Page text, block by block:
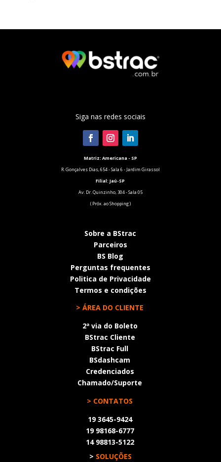
Siga nas redes sociais
Matriz: Americana - SP
R. Gonçalves Dias, 654 - Sala 6 - Jardim Girassol
Filial: Jaú-SP
Av. Dr. Quinzinho, 304 - Sala 05
( Próx. ao Shopping )
Sobre a BStrac
Parceiros
BS Blog
Perguntas frequentes
Politica de Privacidade
Termos e condições
> ÁREA DO CLIENTE
2ª via do Boleto
BStrac Cliente
BStrac Full
BSdashcam
Credenciados
Chamado/Suporte
> CONTATOS
19 3645-9424
19 98168-6777
14 98813-5122
> SOLUÇÕES